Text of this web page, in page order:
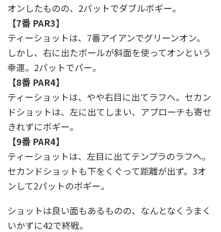
オンしたものの、2パットでダブルボギー。
【7番 PAR3】
ティーショットは、7番アイアンでグリーンオン。
しかし、右に出たボールが斜面を使ってオンという
幸運。2パットでパー。
【8番 PAR4】
ティーショットは、やや右目に出てラフへ。セカン
ドショットは、左に出てしまい、アプローチも寄せ
きれずにボギー。
【9番 PAR4】
ティーショットは、左目に出てテンプラのラフへ。
セカンドショットも下をくぐって距離が出ず。3オ
ンして2パットのボギー。
ショットは良い面もあるものの、なんとなくうまく
いかずに42で終戦。